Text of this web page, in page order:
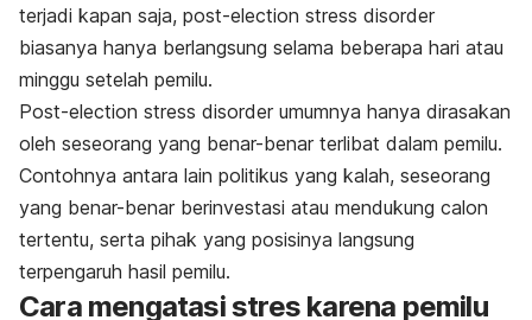
terjadi kapan saja, post-election stress disorder
biasanya hanya berlangsung selama beberapa hari atau
minggu setelah pemilu.
Post-election stress disorder umumnya hanya dirasakan
oleh seseorang yang benar-benar terlibat dalam pemilu.
Contohnya antara lain politikus yang kalah, seseorang
yang benar-benar berinvestasi atau mendukung calon
tertentu, serta pihak yang posisinya langsung
terpengaruh hasil pemilu.
Cara mengatasi stres karena pemilu